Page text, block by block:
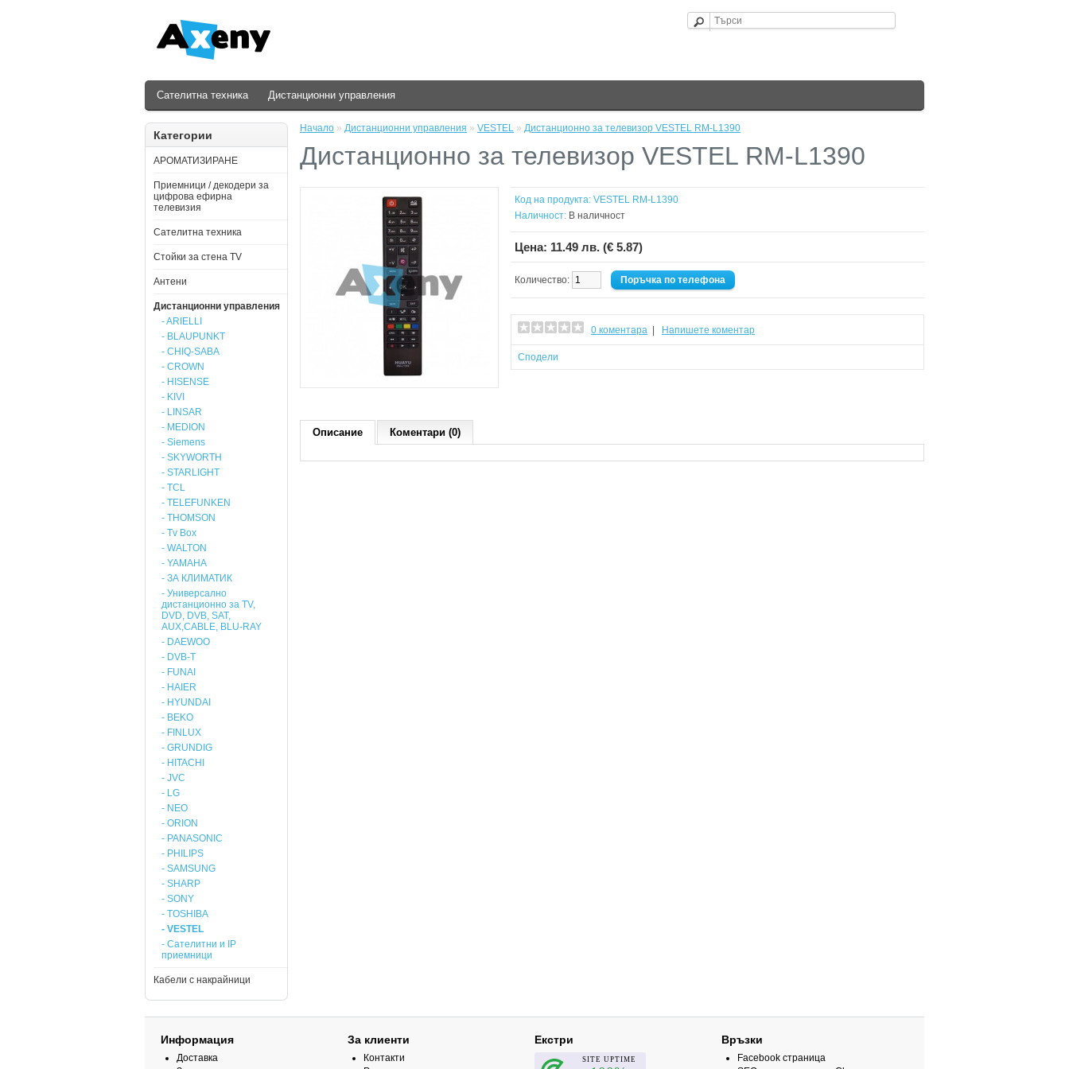
Сателитна техника Дистанционни управления
Категории
АРОМАТИЗИРАНЕ
Приемници / декодери за
цифрова ефирна
телевизия
Сателитна техника
Стойки за стена ТV
Антени
Дистанционни управления
- ARIELLI
- BLAUPUNKT
- CHIQ-SABA
- CROWN
- HISENSE
- KIVI
- LINSAR
- MEDION
- Siemens
- SKYWORTH
- STARLIGHT
- TCL
- TELEFUNKEN
- THOMSON
- Tv Box
- WALTON
- YAMAHA
- ЗА КЛИМАТИК
- Универсално
дистанционно за TV,
DVD, DVB, SAT,
AUX,CABLE, BLU-RAY
- DAEWOO
- DVB-T
- FUNAI
- HAIER
- HYUNDAI
- BEKO
- FINLUX
- GRUNDIG
- HITACHI
- JVC
- LG
- NEO
- ORION
- PANASONIC
- PHILIPS
- SAMSUNG
- SHARP
- SONY
- TOSHIBA
- VESTEL
- Сателитни и IP
приемници
Кабели с накрайници
Начало » Дистанционни управления » VESTEL » Дистанционно за телевизор VESTEL RM-L1390
Дистанционно за телевизор VESTEL RM-L1390
Код на продукта: VESTEL RM-L1390
Наличност: В наличност
Цена: 11.49 лв. (€ 5.87)
Количество: Поръчка по телефона
0 коментара Напишете коментар
Сподели
Описание Коментари (0)
Информация
Доставка
За клиенти
Контакти
Екстри Връзки
Facebook страница